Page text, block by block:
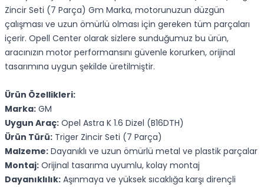
Zincir Seti (7 Parça) Gm Marka, motorunuzun düzgün
çalışması ve uzun ömürlü olması için gereken tüm parçaları
içerir. Opell Center olarak sizlere sunduğumuz bu ürün,
aracınızın motor performansını güvenle korurken, orijinal
tasarımına uygun şekilde üretilmiştir.
Ürün Özellikleri:
Marka: GM
Uygun Araç: Opel Astra K 1.6 Dizel (B16DTH)
Ürün Türü: Triger Zincir Seti (7 Parça)
Malzeme: Dayanıklı ve uzun ömürlü metal ve plastik parçalar
Montaj: Orijinal tasarıma uyumlu, kolay montaj
Dayanıklılık: Aşınmaya ve yüksek sıcaklığa karşı dirençli